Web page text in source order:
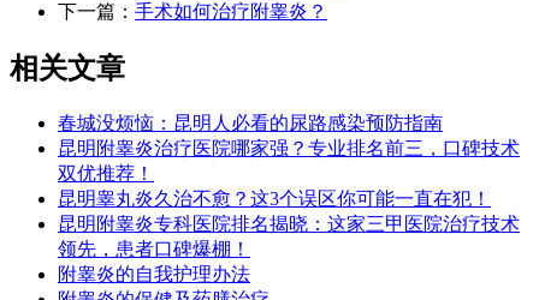
下一篇： 手术如何治疗附睾炎？
相关文章
春城没烦恼：昆明人必看的尿路感染预防指南
昆明附睾炎治疗医院哪家强？专业排名前三，口碑技术
双优推荐！
昆明睾丸炎久治不愈？这3个误区你可能一直在犯！
昆明附睾炎专科医院排名揭晓：这家三甲医院治疗技术
领先，患者口碑爆棚！
附睾炎的自我护理办法